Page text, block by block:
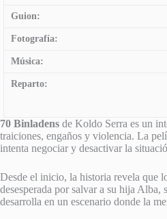
Guion:
Fotografía:
Música:
Reparto:
70 Binladens de Koldo Serra es un
traiciones, engaños y violencia. La
intenta negociar y desactivar la
Desde el inicio, la historia revela que
desesperada por salvar a su hija
desarrolla en un escenario donde la